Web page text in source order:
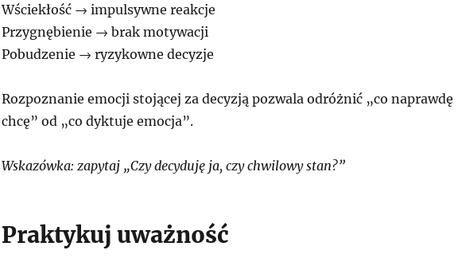
Wściekłość → impulsywne reakcje
Przygnębienie → brak motywacji
Pobudzenie → ryzykowne decyzje
Rozpoznanie emocji stojącej za decyzją pozwala odróżnić „co naprawdę
chcę” od „co dyktuje emocja”.
Wskazówka: zapytaj „Czy decyduję ja, czy chwilowy stan?”
Praktykuj uważność